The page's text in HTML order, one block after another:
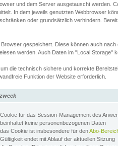
und dem Server ausgetauscht werden.
In dem jeweils genutzten Webbrowser
oder grundsätzlich verhindern.
gespeichert. Diese können auch
werden. Auch Daten im "Local Storage"
die technisch sichere und korrekte
Funktion der Website erforderlich.
Cookie für das Session-Management des
beinhaltet keine personenbezogenen Daten
das Cookie ist insbesondere für denAbo-
Gültigkeit endet mit Ablauf der aktuellen Sitzung